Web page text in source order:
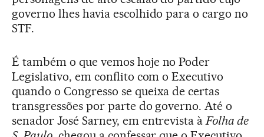
governo lhes havia escolhido para o cargo no
STF.
É também o que vemos hoje no Poder
Legislativo, em conflito com o Executivo
quando o Congresso se queixa de certas
transgressões por parte do governo. Até o
senador José Sarney, em entrevista àFolha de